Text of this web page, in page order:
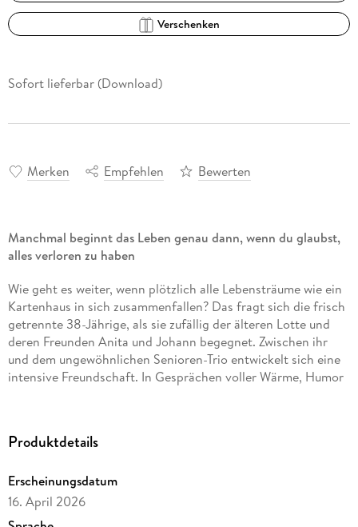
Verschenken
Sofort lieferbar (Download)
Merken Empfehlen Bewerten
Manchmal beginnt das Leben genau dann, wenn du glaubst,
alles verloren zu haben
Wie geht es weiter, wenn plötzlich alle Lebensträume wie ein
Kartenhaus in sich zusammenfallen? Das fragt sich die frisch
getrennte 38-Jährige, als sie zufällig der älteren Lotte und
deren Freunden Anita und Johann begegnet. Zwischen ihr
und dem ungewöhnlichen Senioren-Trio entwickelt sich eine
intensive Freundschaft. In Gesprächen voller Wärme, Humor
folgen. Langsam versteht die junge Frau, welche Türen sie
Eine berührende Erzählung über zweite Chancen, echte
Produktdetails
Erscheinungsdatum
16. April 2026